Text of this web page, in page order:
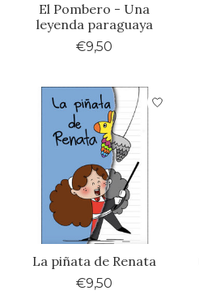
El Pombero - Una
leyenda paraguaya
€9,50
La piñata de Renata
€9,50